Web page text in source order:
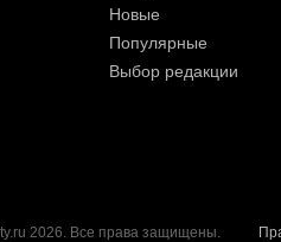
Новые
Популярные
Выбор редакции
2026. Все права защищены.